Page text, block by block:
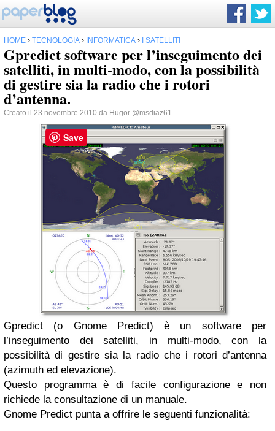
HOME › TECNOLOGIA › INFORMATICA › I SATELLITI
Gpredict software per l’inseguimento dei
satelliti, in multi-modo, con la possibilità
di gestire sia la radio che i rotori
d’antenna.
Creato il 23 novembre 2010 da Hugor @msdiaz61
Gpredict (o Gnome Predict) è un software per
l’inseguimento dei satelliti, in multi-modo, con la
possibilità di gestire sia la radio che i rotori d’antenna
(azimuth ed elevazione).
Questo programma è di facile configurazione e non
richiede la consultazione di un manuale.
Gnome Predict punta a offrire le seguenti funzionalità:
Save